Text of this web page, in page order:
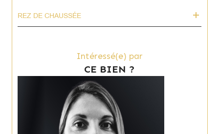
REZ DE CHAUSSÉE
Intéressé(e) par
CE BIEN ?